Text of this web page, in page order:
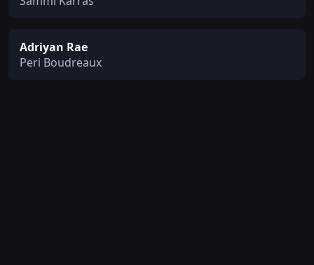
Adriyan Rae
Peri Boudreaux